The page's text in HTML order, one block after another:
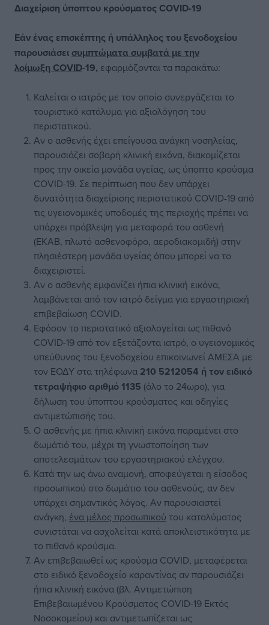
Διαχείριση ύποπτου κρούσματος COVID-19
Εάν ένας επισκέπτης ή υπάλληλος του ξενοδοχείου
παρουσιάσεισυμπτώματα συμβατά με την
λοίμωξη COVID-19, εφαρμόζονται τα παρακάτω:
Καλείται ο ιατρός με τον οποίο συνεργάζεται το
τουριστικό κατάλυμα για αξιολόγηση του
περιστατικού.
Αν ο ασθενής έχει επείγουσα ανάγκη νοσηλείας,
παρουσιάζει σοβαρή κλινική εικόνα, διακομίζεται
προς την οικεία μονάδα υγείας, ως ύποπτο κρούσμα
COVID-19. Σε περίπτωση που δεν υπάρχει
δυνατότητα διαχείρισης περιστατικού COVID-19 από
τις υγειονομικές υποδομές της περιοχής πρέπει να
υπάρχει πρόβλεψη για μεταφορά του ασθενή
(ΕΚΑΒ, πλωτό ασθενοφόρο, αεροδιακομιδή) στην
πλησιέστερη μονάδα υγείας όπου μπορεί να το
διαχειριστεί.
Αν ο ασθενής εμφανίζει ήπια κλινική εικόνα,
λαμβάνεται από τον ιατρό δείγμα για εργαστηριακή
επιβεβαίωση COVID.
Εφόσον το περιστατικό αξιολογείται ως πιθανό
COVID-19 από τον εξετάζοντα ιατρό, ο υγειονομικός
υπεύθυνος του ξενοδοχείου επικοινωνεί ΑΜΕΣΑ με
τον ΕΟΔΥ στα τηλέφωνα 210 5212054 ή τον ειδικό
τετραψήφιο αριθμό 1135 (όλο το 24ωρο), για
δήλωση του ύποπτου κρούσματος και οδηγίες
αντιμετώπισής του.
Ο ασθενής με ήπια κλινική εικόνα παραμένει στο
δωμάτιό του, μέχρι τη γνωστοποίηση των
αποτελεσμάτων του εργαστηριακού ελέγχου.
Κατά την ως άνω αναμονή, αποφεύγεται η είσοδος
προσωπικού στο δωμάτιο του ασθενούς, αν δεν
υπάρχει σημαντικός λόγος. Αν παρουσιαστεί
ανάγκη, ένα μέλος προσωπικού του καταλύματος
συνιστάται να ασχολείται κατά αποκλειστικότητα με
το πιθανό κρούσμα.
Αν επιβεβαιωθεί ως κρούσμα COVID, μεταφέρεται
στο ειδικό ξενοδοχείο καραντίνας αν παρουσιάζει
ήπια κλινική εικόνα (βλ. Αντιμετώπιση
Επιβεβαιωμένου Κρούσματος COVID-19 Εκτός
Νοσοκομείου) και αντιμετωπίζεται ως